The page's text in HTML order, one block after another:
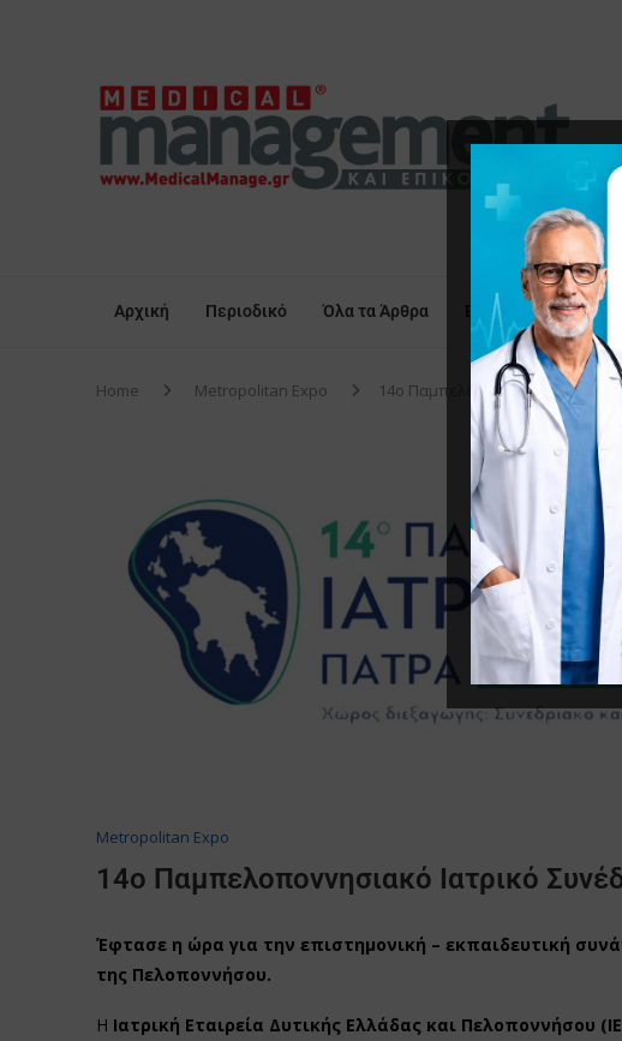
Αρχική Περιοδικό Όλα τα Άρθρα Επικαιρότητα
Home Metropolitan Expo 14ο Παμπελοποννησιακό Ιατρικό
Metropolitan Expo
14ο Παμπελοποννησιακό Ιατρικό
Έφτασε η ώρα για την επιστημονική – εκπαιδευτική
της Πελοποννήσου.
Η Ιατρική Εταιρεία Δυτικής Ελλάδας και Πελοποννήσου